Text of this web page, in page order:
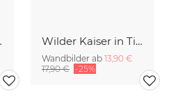
Wilder Kaiser in Tirol
Wandbilder ab 13,90 €
17,90 € -25%